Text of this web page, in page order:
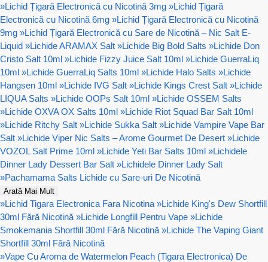
»Lichid Țigară Electronică cu Nicotină 3mg »Lichid Țigară
Electronică cu Nicotină 6mg »Lichid Țigară Electronică cu Nicotină
9mg »Lichid Țigară Electronică cu Sare de Nicotină – Nic Salt E-
Liquid »Lichide ARAMAX Salt »Lichide Big Bold Salts »Lichide Don
Cristo Salt 10ml »Lichide Fizzy Juice Salt 10ml »Lichide GuerraLiq
10ml »Lichide GuerraLiq Salts 10ml »Lichide Halo Salts »Lichide
Hangsen 10ml »Lichide IVG Salt »Lichide Kings Crest Salt »Lichide
LIQUA Salts »Lichide OOPs Salt 10ml »Lichide OSSEM Salts
»Lichide OXVA OX Salts 10ml »Lichide Riot Squad Bar Salt 10ml
»Lichide Ritchy Salt »Lichide Sukka Salt »Lichide Vampire Vape Bar
Salt »Lichide Viper Nic Salts – Arome Gourmet De Desert »Lichide
VOZOL Salt Prime 10ml »Lichide Yeti Bar Salts 10ml »Lichidele
Dinner Lady Dessert Bar Salt »Lichidele Dinner Lady Salt
»Pachamama Salts Lichide cu Sare-uri De Nicotină
Arată Mai Mult
»Lichid Tigara Electronica Fara Nicotina »Lichide King's Dew Shortfill
30ml Fără Nicotină »Lichide Longfill Pentru Vape »Lichide
Smokemania Shortfill 30ml Fără Nicotină »Lichide The Vaping Giant
Shortfill 30ml Fără Nicotină
»Vape Cu Aroma de Watermelon Peach (Tigara Electronica) De